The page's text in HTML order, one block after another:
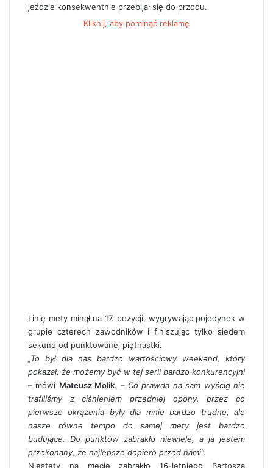
jeździe konsekwentnie przebijał się do przodu.
Kliknij, aby pominąć reklamę
Linię mety minął na 17. pozycji, wygrywając pojedynek w
grupie czterech zawodników i finiszując tylko siedem
sekund od punktowanej piętnastki.
„To był dla nas bardzo wartościowy weekend, który
pokazał, że możemy być w tej serii bardzo konkurencyjni
– mówi Mateusz Molik. – Co prawda na sam wyścig nie
trafiliśmy z ciśnieniem przedniej opony, przez co
pierwsze okrążenia były dla mnie bardzo trudne, ale
nasze równe tempo do samej mety jest bardzo
budujące. Do punktów zabrakło niewiele, a ja jestem
przekonany, że najlepsze dopiero przed nami”.
Niestety na mecie zabrakło 16-letniego Bartosza